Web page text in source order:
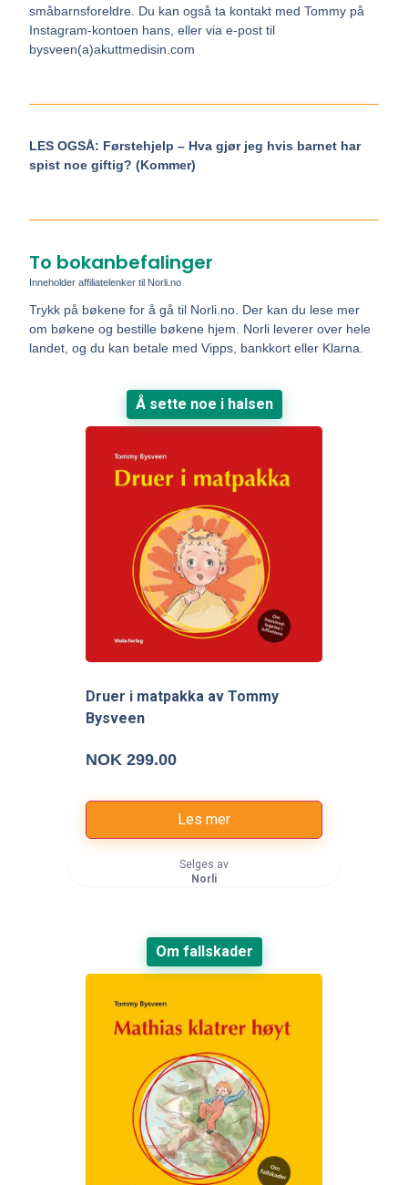
småbarnsforeldre. Du kan også ta kontakt med Tommy på
Instagram-kontoen hans, eller via e-post til
bysveen(a)akuttmedisin.com
LES OGSÅ: Førstehjelp – Hva gjør jeg hvis barnet har
spist noe giftig? (Kommer)
To bokanbefalinger
Inneholder affiliatelenker til Norli.no
Trykk på bøkene for å gå til Norli.no. Der kan du lese mer
om bøkene og bestille bøkene hjem. Norli leverer over hele
landet, og du kan betale med Vipps, bankkort eller Klarna.
Å sette noe i halsen
Druer i matpakka av Tommy
Bysveen
NOK 299.00
Les mer
Selges av
Norli
Om fallskader